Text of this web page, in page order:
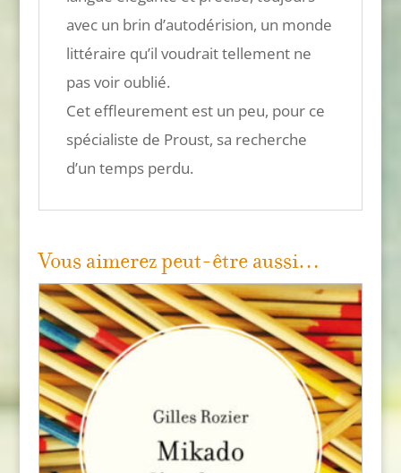
avec un brin d’autodérision, un monde
littéraire qu’il voudrait tellement ne
pas voir oublié.
Cet effleurement est un peu, pour ce
spécialiste de Proust, sa recherche
d’un temps perdu.
Vous aimerez peut-être aussi…